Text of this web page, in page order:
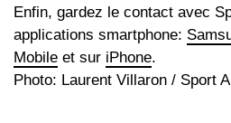
Enfin, gardez le contact avec
applications smartphone:
Mobile et sur iPhone.
Photo: Laurent Villaron / Sport